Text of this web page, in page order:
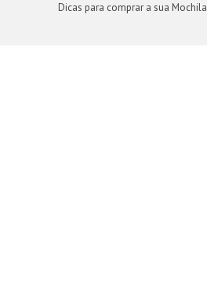
Dicas para comprar a sua Mochila